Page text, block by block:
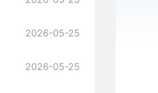
2026-05-25
2026-05-25